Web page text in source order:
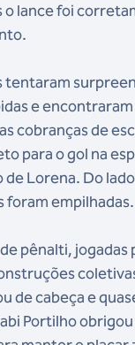
o lance foi
tentaram
e encontraram
cobranças de
para o gol na
de Lorena. Do
foram empilhadas.
pênalti, jogadas
de cabeça e
Portilho